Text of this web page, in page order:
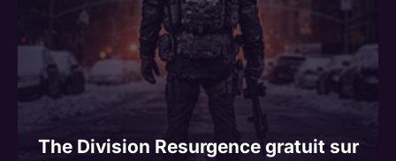
The Division Resurgence gratuit sur